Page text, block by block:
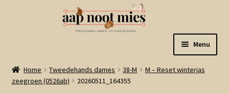
naar
de
Menu
Welkom
Home Tweedehands dames 38-M
M – Reset winterjas
zeegroen (0526ab)
20260511_164355